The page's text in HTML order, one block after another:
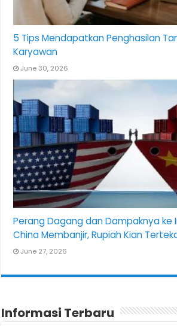
5 Tips Mendapatkan Penghasilan
Karyawan
June 30, 2026
Perang Dagang dan Dampaknya ke
China Membanjir, Rupiah Kian
June 27, 2026
Informasi Terbaru